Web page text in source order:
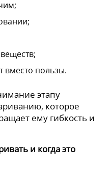
вместо пользы.
этапу
которое
ему гибкость и
и когда это